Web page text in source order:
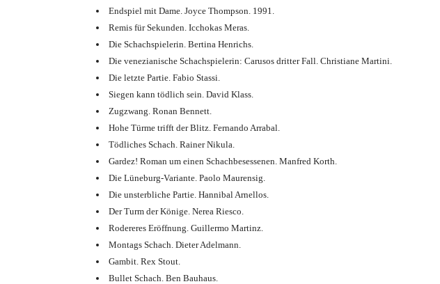
Endspiel mit Dame. Joyce Thompson. 1991.
Remis für Sekunden. Icchokas Meras.
Die Schachspielerin. Bertina Henrichs.
Die venezianische Schachspielerin: Carusos dritter Fall. Christiane Martini.
Die letzte Partie. Fabio Stassi.
Siegen kann tödlich sein. David Klass.
Zugzwang. Ronan Bennett.
Hohe Türme trifft der Blitz. Fernando Arrabal.
Tödliches Schach. Rainer Nikula.
Gardez! Roman um einen Schachbesessenen. Manfred Korth.
Die Lüneburg-Variante. Paolo Maurensig.
Die unsterbliche Partie. Hannibal Arnellos.
Der Turm der Könige. Nerea Riesco.
Rodereres Eröffnung. Guillermo Martinz.
Montags Schach. Dieter Adelmann.
Gambit. Rex Stout.
Bullet Schach. Ben Bauhaus.